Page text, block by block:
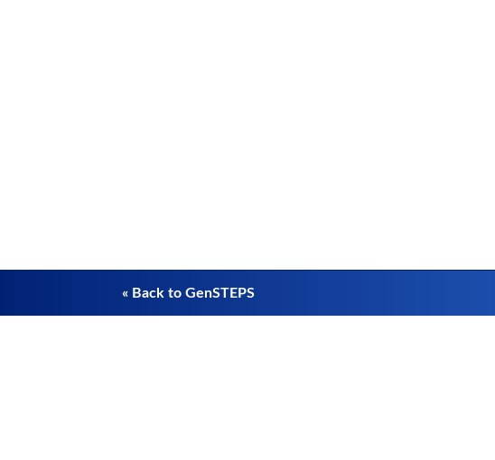
« Back to GenSTEPS